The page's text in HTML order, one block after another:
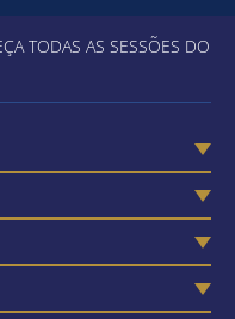
TODAS AS SESSÕES DO